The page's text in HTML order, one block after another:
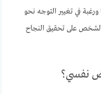
في تغيير التوجه نحو
الشخص على تحقيق النجاح
نفسي؟